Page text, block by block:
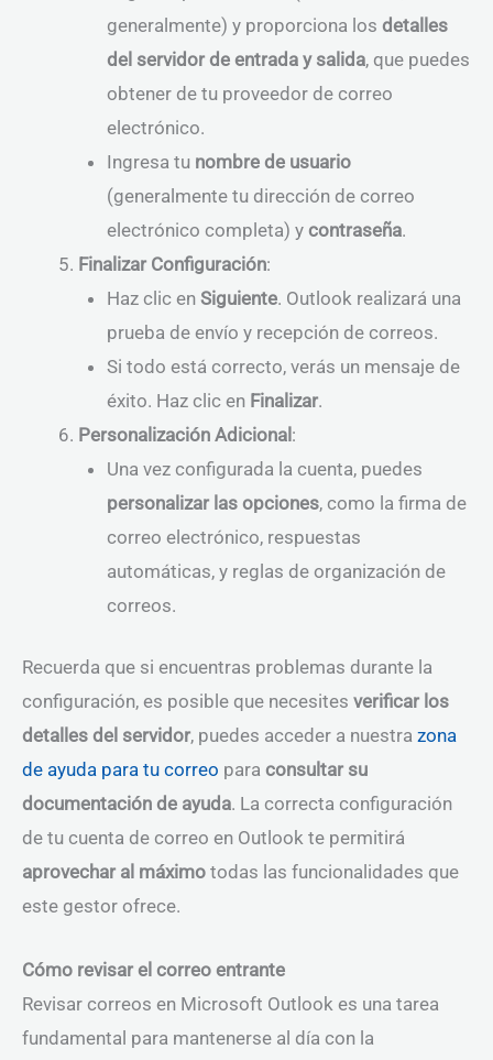
generalmente) y proporciona los detalles
del servidor de entrada y salida, que puedes
obtener de tu proveedor de correo
electrónico.
Ingresa tu nombre de usuario
(generalmente tu dirección de correo
electrónico completa) y contraseña.
Finalizar Configuración:
Haz clic en Siguiente. Outlook realizará una
prueba de envío y recepción de correos.
Si todo está correcto, verás un mensaje de
éxito. Haz clic en Finalizar.
Personalización Adicional:
Una vez configurada la cuenta, puedes
personalizar las opciones, como la firma de
correo electrónico, respuestas
automáticas, y reglas de organización de
correos.
Recuerda que si encuentras problemas durante la
configuración, es posible que necesites verificar los
detalles del servidor, puedes acceder a nuestra zona
de ayuda para tu correo para consultar su
documentación de ayuda. La correcta configuración
de tu cuenta de correo en Outlook te permitirá
aprovechar al máximo todas las funcionalidades que
este gestor ofrece.
Cómo revisar el correo entrante
Revisar correos en Microsoft Outlook es una tarea
fundamental para mantenerse al día con la